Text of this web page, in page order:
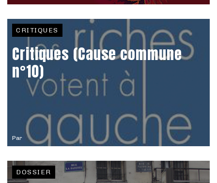
Par
CRITIQUES
Critiques (Cause commune
n°10)
DOSSIER